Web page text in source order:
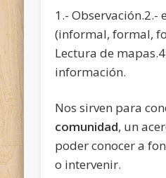
1.- Observación.2.-
(informal, formal,
Lectura de
información.
Nos sirven para
comunidad, un
poder conocer a
o intervenir.